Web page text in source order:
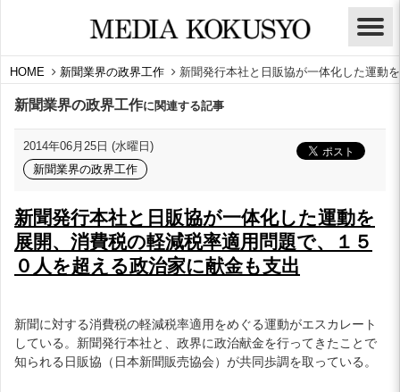
HOME 新聞業界の政界工作 新聞発行本社と日販協が一体化した運動
新聞業界の政界工作に関連する記事
2014年06月25日 (水曜日)
新聞業界の政界工作
新聞発行本社と日販協が一体化した運動を
展開、消費税の軽減税率適用問題で、１５
０人を超える政治家に献金も支出
新聞に対する消費税の軽減税率適用をめぐる運動がエスカレート
している。新聞発行本社と、政界に政治献金を行ってきたことで
知られる日販協（日本新聞販売協会）が共同歩調を取っている。